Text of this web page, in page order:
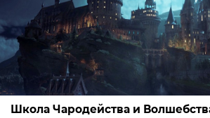
Школа Чародейства и